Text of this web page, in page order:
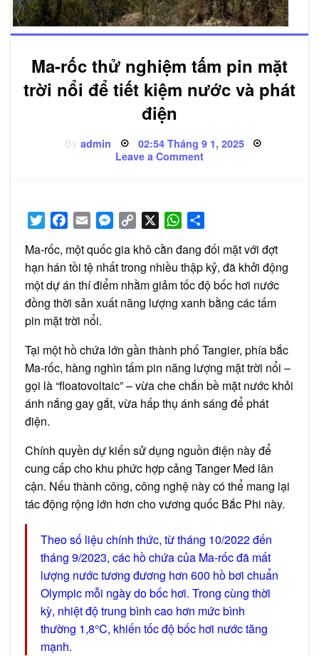
Ma-rốc thử nghiệm tấm pin mặt
trời nổi để tiết kiệm nước và phát
điện
Byadmin Posted
on
02:54 Tháng 9 1, 2025
Leave a Commenton
pin
mặt
nổi
để
tiết
kiệm
nước
và
phát
TwitterFacebook
Email Messenger
Copy
WhatsApp
Ma-rốc, một quốc gia khô cằn đang đối mặt với đợt
hạn hán tồi tệ nhất trong nhiều thập kỷ, đã khởi động
một dự án thí điểm nhằm giảm tốc độ bốc hơi nước
đồng thời sản xuất năng lượng xanh bằng các tấm
pin mặt trời nổi.
Tại một hồ chứa lớn gần thành phố Tangier, phía bắc
Ma-rốc, hàng nghìn tấm pin năng lượng mặt trời nổi –
gọi là “floatovoltaic” – vừa che chắn bề mặt nước khỏi
ánh nắng gay gắt, vừa hấp thụ ánh sáng để phát
điện.
Chính quyền dự kiến sử dụng nguồn điện này để
cung cấp cho khu phức hợp cảng Tanger Med lân
cận. Nếu thành công, công nghệ này có thể mang lại
tác động rộng lớn hơn cho vương quốc Bắc Phi này.
Theo số liệu chính thức, từ tháng 10/2022 đến
tháng 9/2023, các hồ chứa của Ma-rốc đã mất
lượng nước tương đương hơn 600 hồ bơi chuẩn
Olympic mỗi ngày do bốc hơi. Trong cùng thời
kỳ, nhiệt độ trung bình cao hơn mức bình
thường 1,8°C, khiến tốc độ bốc hơi nước tăng
mạnh.